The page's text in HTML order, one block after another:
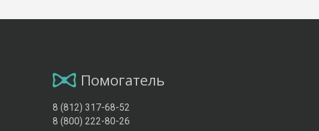
Помогатель
8 (812) 317-68-52
8 (800) 222-80-26